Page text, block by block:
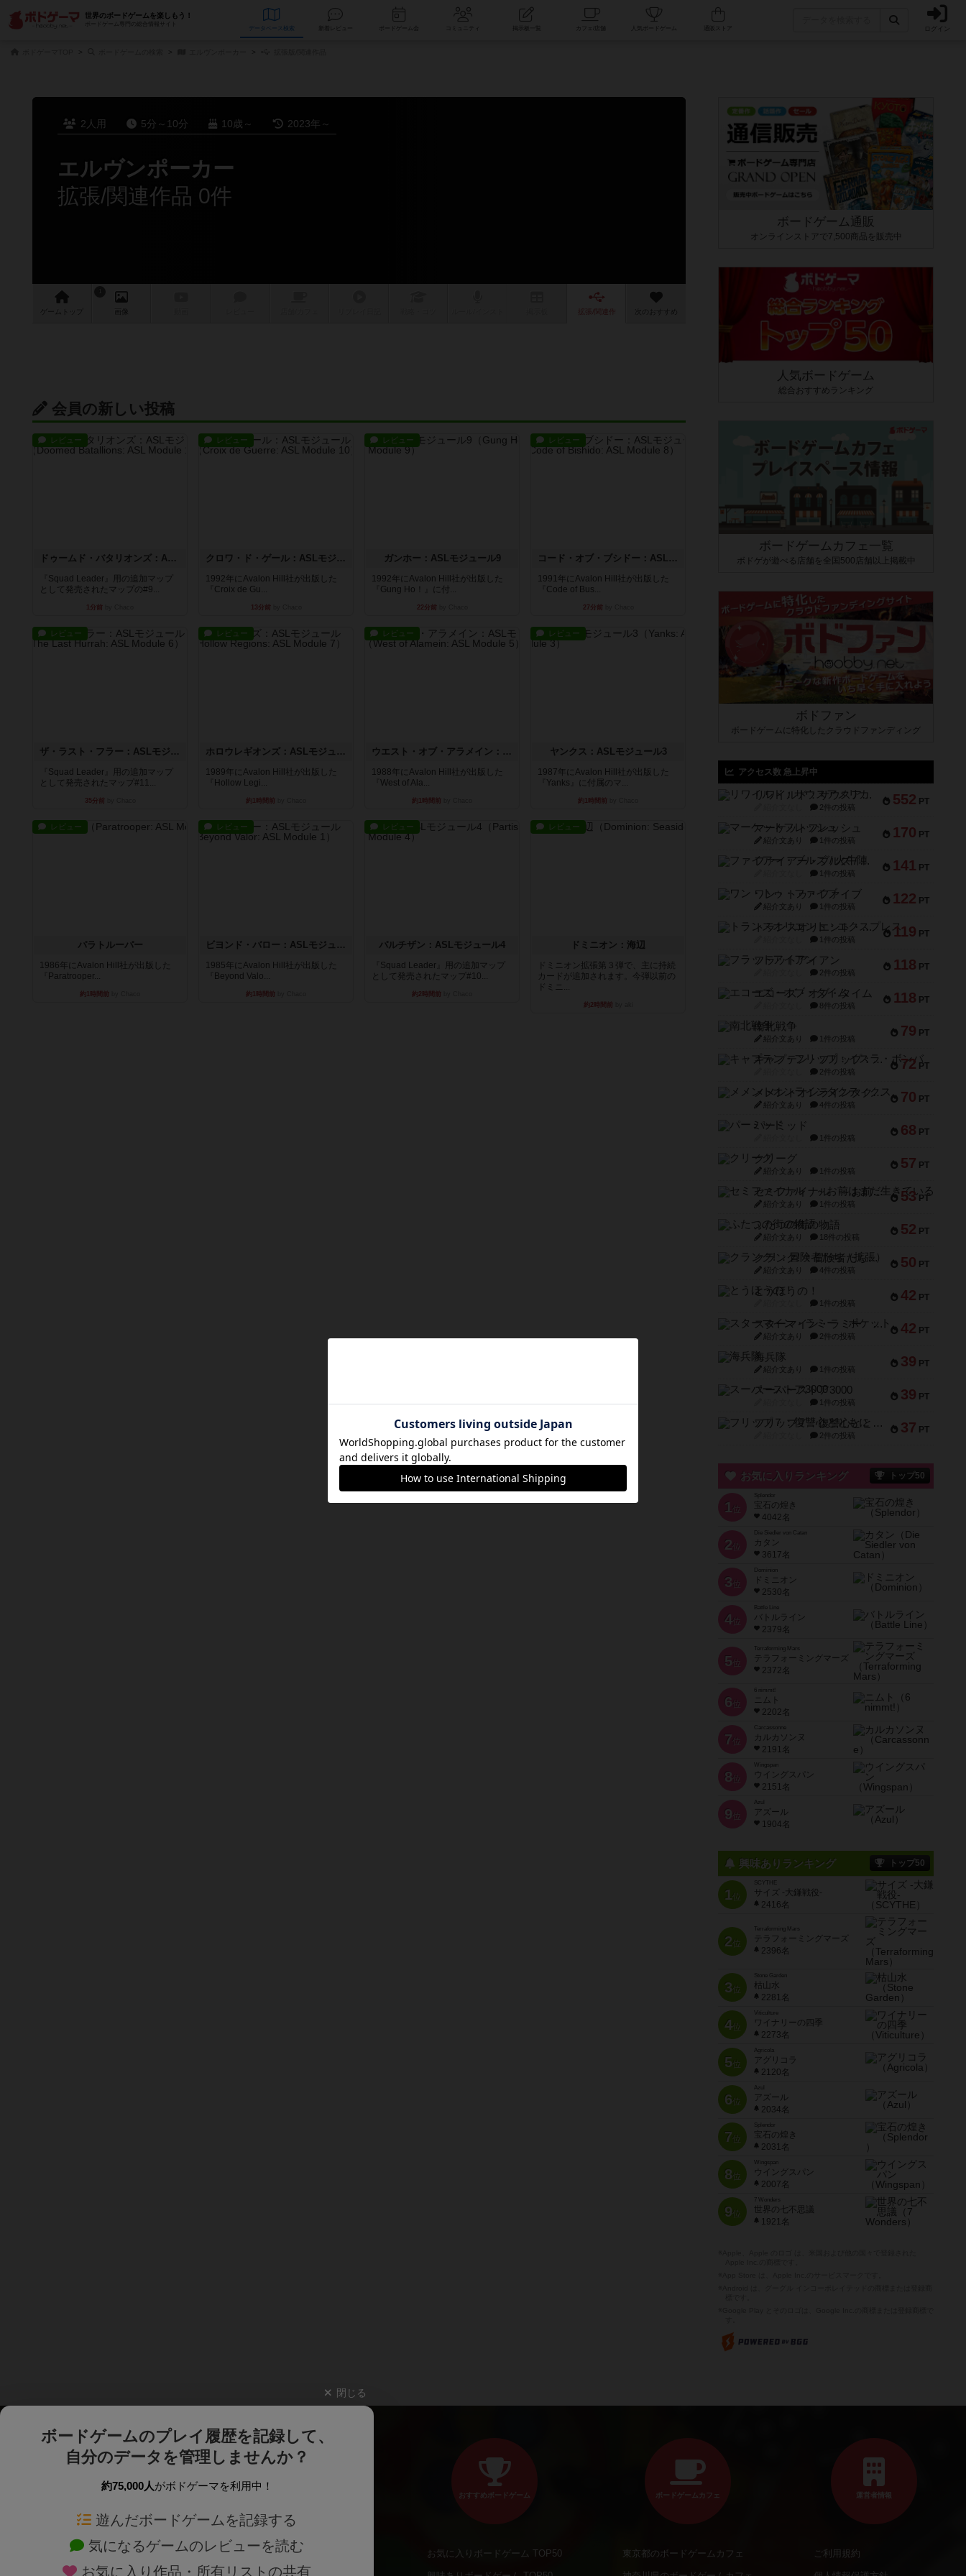
世界のボードゲームを楽しもう！
ボードゲーム専門の総合情報サイト
データベース コミュニティ 人気ボードゲーム ログイン
2人用 5分～10分 10歳～ 2023年～
エルヴンポーカー
拡張/関連作品 0件
ゲーム 画像 作 次のおすすめ
会員の新しい投稿
レビュー
ドゥームド・バタリオンズ：ASLモジュール11
『Squad Leader』用の追加マップ
として発売されたマップの#9...
1分前
レビュー
クロワ・ド・ゲール：ASLモジュール10
1992年にAvalon Hill社が出版した
『Croix de Gu...
13分前
レビュー
ガンホー：ASLモジュール9
1992年にAvalon Hill社が出版した
『Gung Ho！』に付...
22分前
レビュー
コード・オブ・ブシドー：ASLモジュール8
1991年にAvalon Hill社が出版した
『Code of Bus...
27分前
レビュー
ザ・ラスト・フラー：ASLモジュール6
『Squad Leader』用の追加マップ
として発売されたマップ#11...
35分前
レビュー
ホロウレギオンズ：ASLモジュール7
1989年にAvalon Hill社が出版した
『Hollow Legi...
約1時間前
レビュー
ウエスト・オブ・アラメイン：ASLモジュール5
1988年にAvalon Hill社が出版した
『West of Ala...
約1時間前
レビュー
ヤンクス：ASLモジュール3
1987年にAvalon Hill社が出版した
『Yanks』に付属のマ...
約1時間前
レビュー
パラトルーパー
1986年にAvalon Hill社が出版した
『Paratrooper...
約1時間前
レビュー
ビヨンド・バロー：ASLモジュール1
1985年にAvalon Hill社が出版した
『Beyond Valo...
約1時間前
レビュー
パルチザン：ASLモジュール4
『Squad Leader』用の追加マップ
として発売されたマップ#10...
約2時間前
レビュー
ドミニオン：海辺
ドミニオン拡張第３弾で、主に持続
カードが追加されます。今弾以前の
ドミニ...
約2時間前
ボードゲーム通販
オンラインストアで7,500商品を販売中
人気ボードゲーム
総合おすすめランキング
ボードゲームカフェ一覧
ボドゲが遊べる店舗を全国500店舗以上掲載中
ボドファン
ボードゲームに特化したクラウドファンディング
アクセス数 急上昇中
552 PT
リワイルド：サウスアメリカ
2件の投稿
170 PT
マーケットフレッシュ
紹介文あり 1件の投稿
141 PT
ファイアー・ブルズ / 火牛陣
1件の投稿
122 PT
ワン・トゥ・ファイブ
紹介文あり 1件の投稿
119 PT
トランスオリエント・エクスプレス
1件の投稿
118 PT
フラットアイアン
2件の投稿
118 PT
エコーズ・オブ・タイム
8件の投稿
79 PT
南北戦争
紹介文あり 1件の投稿
72 PT
キャプテン・フリップ：イスラ・ボンバ
2件の投稿
70 PT
メメントオンラインタクティクス
紹介文あり 4件の投稿
68 PT
パーミッド
1件の投稿
57 PT
クリーグ
紹介文あり 1件の投稿
53 PT
セミファイナル ～お前はまだ生きている～
紹介文あり 1件の投稿
52 PT
ふたつの街の物語
紹介文あり 18件の投稿
50 PT
クランク! ：冒険者たち（拡張）
紹介文あり 4件の投稿
42 PT
とうほうの！
1件の投稿
42 PT
スターマイン・ラミー ポケット
紹介文あり 2件の投稿
39 PT
海兵隊
紹介文あり 1件の投稿
39 PT
スーパーストア3000
1件の投稿
37 PT
フリップ７：復讐心とともに
2件の投稿
お気に入りランキング トップ50
1 位
宝石の煌き
4042名
2 位
Die Siedler von Catan
カタン
3617名
3 位
ドミニオン
2530名
4位
Battle Line
バトルライン
2379名
5 位
Terraforming Mars
テラフォーミングマーズ
2372名
6 位
ニムト
2202名
7 位
Carcassonne
カルカソンヌ
2191名
8 位
Wingspan
ウイングスパン
2151名
9 位
Azul
アズール
1904名
興味ありランキング トップ50
1位
SCYTHE
サイズ -大鎌戦役-
2416名
2位
Terraforming Mars
テラフォーミングマーズ
2396名
3位
Stone Garden
枯山水
2281名
4位
Viticulture
ワイナリーの四季
2273名
5位
Agricola
アグリコラ
2120名
6位
Azul
アズール
2034名
7位
宝石の煌き
2031名
8位
Wingspan
ウイングスパン
2007名
9位
7 Wonders
世界の七不思議
1921名
閉じる
ボードゲームのプレイ履歴を記録して、
自分のデータを管理しませんか？
約75,000人がボドゲーマを利用中！
遊んだボードゲームを記録する
気になるゲームのレビューを読む
お気に入り作品・所有リストの共有
ボードゲームを検索する 新作・再入荷情報
おすすめボードゲーム
お気に入りボードゲーム TOP50
ボードゲームカフェ
東京都のボードゲームカフェ
運営者情報
ご利用規約